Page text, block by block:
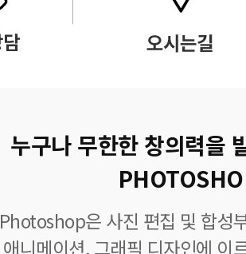
누구나 무한한 창의력을
Photoshop은 사진 편집 및 합성
애니메이션, 그래픽 디자인에 이